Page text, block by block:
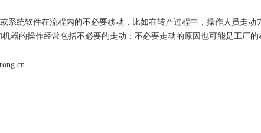
系统软件在流程内的不必要移动，比如在转产过程中，操作人员走
器的操作经常包括不必要的走动；不必要走动的原因也可能是工厂